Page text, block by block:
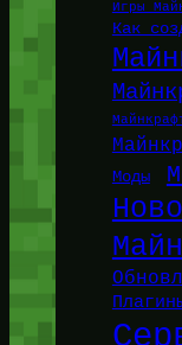
Игры
Как
Моды